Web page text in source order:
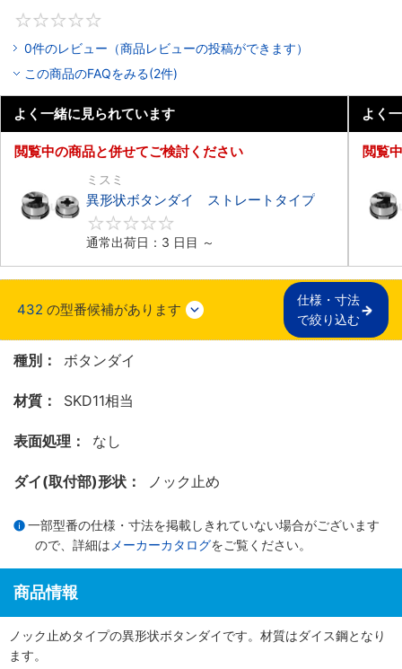
0件のレビュー（商品レビューの投稿ができます）
この商品のFAQをみる(2件)
よく一緒に見られています
閲覧中の商品と併せてご検討ください
ミスミ
異形状ボタンダイ ストレートタイプ
通常出荷日：3 日目 ～
よく
閲覧
432 の型番候補があります
仕様・寸法
で絞り込む
種別： ボタンダイ
材質： SKD11相当
表面処理： なし
ダイ(取付部)形状： ノック止め
一部型番の仕様・寸法を掲載しきれていない場合がございます
ので、詳細は メーカーカタログをご覧ください。
商品情報
ノック止めタイプの異形状ボタンダイです。材質はダイス鋼となり
ます。